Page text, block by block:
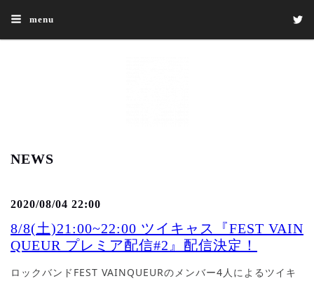
menu
NEWS
2020/08/04 22:00
8/8(土)21:00~22:00 ツイキャス『FEST VAIN
QUEUR プレミア配信#2』配信決定！
ロックバンドFEST VAINQUEURのメンバー4人によるツイキ